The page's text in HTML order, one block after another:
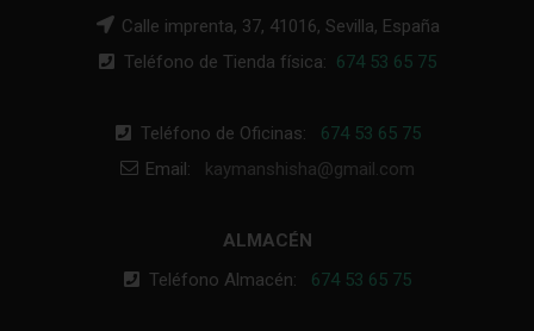
Calle imprenta, 37, 41016, Sevilla, España
Teléfono de Tienda física: 674 53 65 75
Teléfono de Oficinas: 674 53 65 75
Email: kaymanshisha@gmail.com
ALMACÉN
Teléfono Almacén: 674 53 65 75